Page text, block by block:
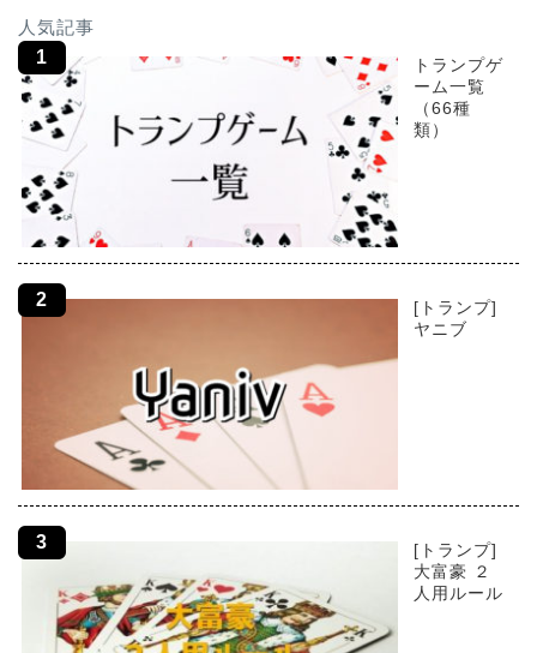
人気記事
トランプゲ
ーム一覧
（66種
類）
[トランプ]
ヤニブ
[トランプ]
大富豪 ２
人用ルール